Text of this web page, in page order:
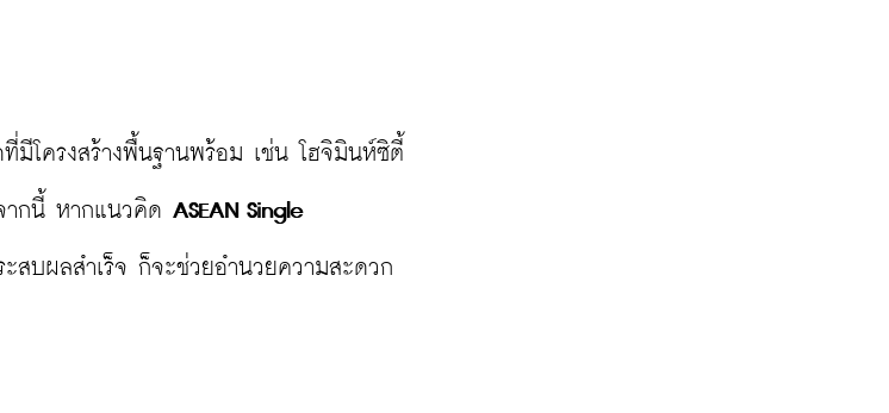
มีโครงสร้างพื้นฐานพร้อม เช่น โฮจิมินห์ซิตี้
ากนี้ หากแนวคิด ASEAN Single
สบผลสำเร็จ ก็จะช่วยอำนวยความสะดวก